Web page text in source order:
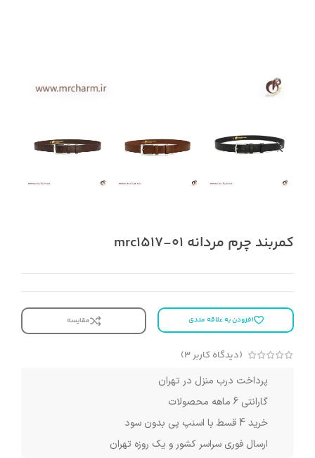
کمربند چرم مردانه mrc1517-01
افزودن به علاقه مندی مقایسه
(دیدگاه کاربر3
)
پرداخت درب منزل در تهران
گارانتی 6 ماهه محصولات
خرید 4 قسط با اسنپ پی بدون سود
ارسال فوری سراسر کشور و یک روزه تهران